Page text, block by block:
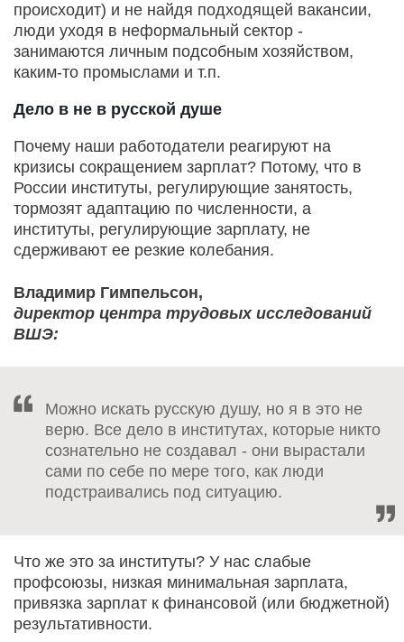
происходит) и не найдя подходящей вакансии,
люди уходя в неформальный сектор -
занимаются личным подсобным хозяйством,
каким-то промыслами и т.п.
Дело в не в русской душе
Почему наши работодатели реагируют на
кризисы сокращением зарплат? Потому, что в
России институты, регулирующие занятость,
тормозят адаптацию по численности, а
институты, регулирующие зарплату, не
сдерживают ее резкие колебания.
Владимир Гимпельсон,
директор центра трудовых исследований
ВШЭ:
Можно искать русскую душу, но я в это не
верю. Все дело в институтах, которые никто
сознательно не создавал - они вырастали
сами по себе по мере того, как люди
подстраивались под ситуацию.
Что же это за институты? У нас слабые
профсоюзы, низкая минимальная зарплата,
привязка зарплат к финансовой (или бюджетной)
результативности.